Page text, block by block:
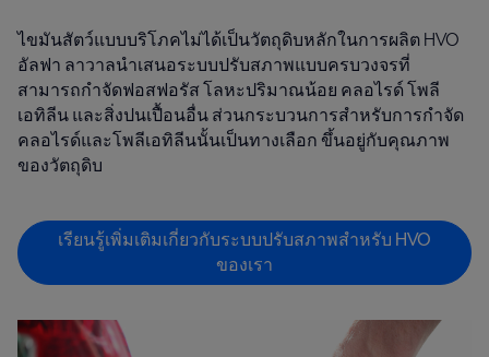
ไขมันสัตว์แบบบริโภคไม่ได้เป็นวัตถุดิบหลักในการผลิต HVO
อัลฟา ลาวาลนำเสนอระบบปรับสภาพแบบครบวงจรที่
สามารถกำจัดฟอสฟอรัส โลหะปริมาณน้อย คลอไรด์ โพลี
เอทิลีน และสิ่งปนเปื้อนอื่น ส่วนกระบวนการสำหรับการกำจัด
คลอไรด์และโพลีเอทิลีนนั้นเป็นทางเลือก ขึ้นอยู่กับคุณภาพ
ของวัตถุดิบ
เรียนรู้เพิ่มเติมเกี่ยวกับระบบปรับสภาพสำหรับ HVO
ของเรา